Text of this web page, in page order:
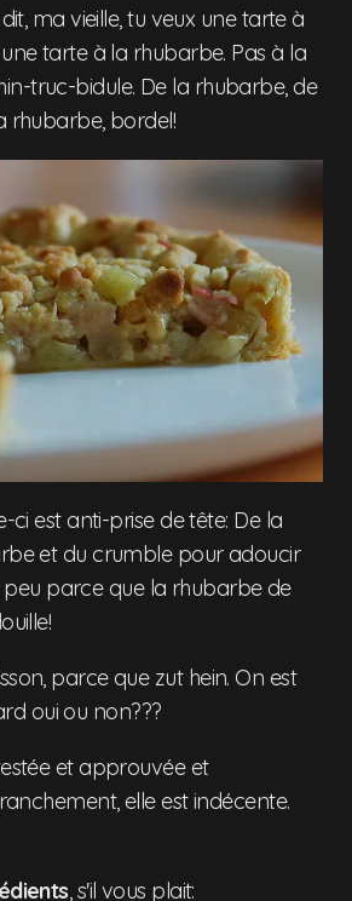
ma vieille, tu veux une tarte à
tarte à la rhubarbe. Pas à la
truc-bidule. De la rhubarbe, de
rhubarbe, bordel!
ci est anti-prise de tête: De la
et du crumble pour adoucir
parce que la rhubarbe de
parce que zut hein. On est
oui ou non???
et approuvée et
elle est indécente.
, s'il vous plait: